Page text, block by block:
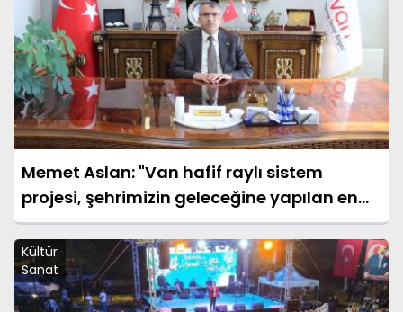
Memet Aslan: "Van hafif raylı sistem
projesi, şehrimizin geleceğine yapılan en
büyük yatırımlardan biridir"
Kültür
Sanat